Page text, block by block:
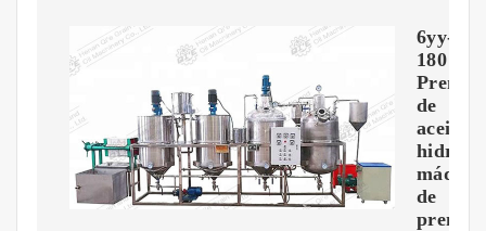
6yy-
180
Prensa
de
aceite
de
prensa